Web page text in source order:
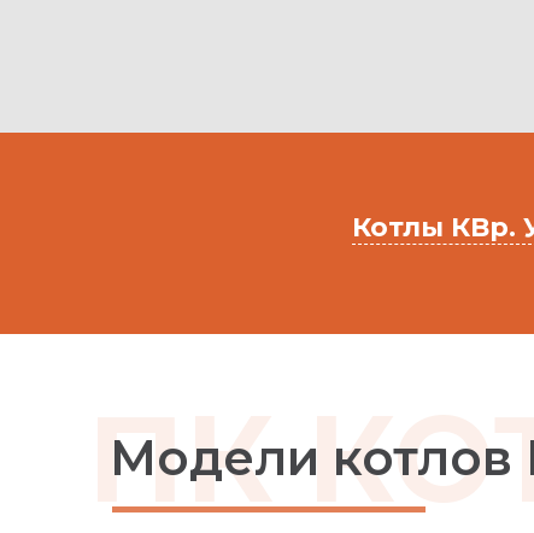
Котлы КВр.
ПК
Модели котлов